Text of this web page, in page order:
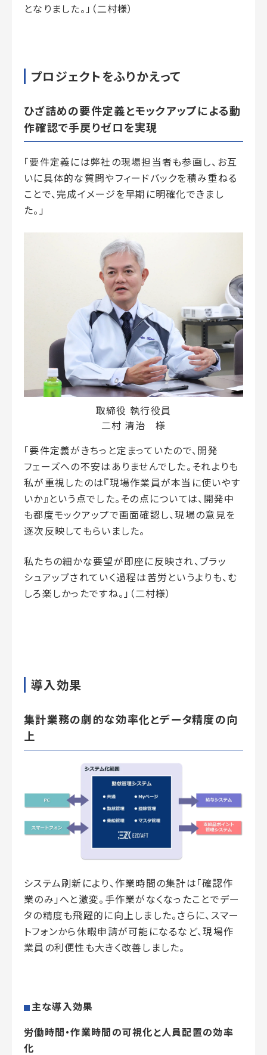
となりました。」（二村様）
プロジェクトをふりかえって
ひざ詰めの要件定義とモックアップによる動
作確認で手戻りゼロを実現
「要件定義には弊社の現場担当者も参画し、お互
いに具体的な質問やフィードバックを積み重ねる
ことで、完成イメージを早期に明確化できまし
た。」
取締役 執行役員
二村 清治 様
「要件定義がきちっと定まっていたので、開発
フェーズへの不安はありませんでした。それよりも
私が重視したのは『現場作業員が本当に使いやす
いか』という点でした。その点については、開発中
も都度モックアップで画面確認し、現場の意見を
逐次反映してもらいました。
私たちの細かな要望が即座に反映され、ブラッ
シュアップされていく過程は苦労というよりも、む
しろ楽しかったですね。」（二村様）
導入効果
集計業務の劇的な効率化とデータ精度の向
上
システム刷新により、作業時間の集計は「確認作
業のみ」へと激変。手作業がなくなったことでデー
タの精度も飛躍的に向上しました。さらに、スマー
トフォンから休暇申請が可能になるなど、現場作
業員の利便性も大きく改善しました。
主な導入効果
労働時間・作業時間の可視化と人員配置の効率
化